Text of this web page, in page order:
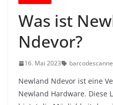
Was ist
Ndevor?
16. Mai 2023
Newland Ndevor ist eine
Newland Hardware. Diese